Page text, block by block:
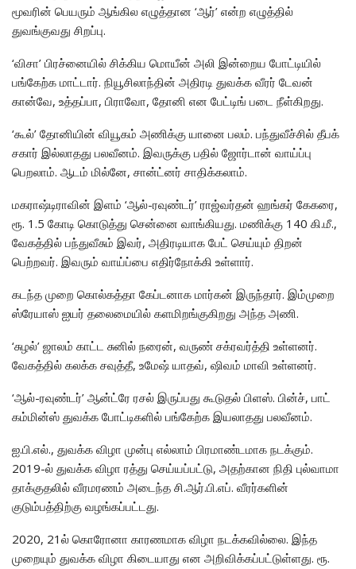
மூவரின் பெயரும் ஆங்கில எழுத்தான ‘ஆர்’ என்ற எழுத்தில்
துவங்குவது சிறப்பு.
‘விசா’ பிரச்னையில் சிக்கிய மொயீன் அலி இன்றைய போட்டியில்
பங்கேற்க மாட்டார். நியூசிலாந்தின் அதிரடி துவக்க வீரர் டேவன்
கான்வே, உத்தப்பா, பிராவோ, தோனி என பேட்டிங் படை நீள்கிறது.
‘கூல்’ தோனியின் வியூகம் அணிக்கு யானை பலம். பந்துவீச்சில் தீபக்
சகார் இல்லாதது பலவீனம். இவருக்கு பதில் ஜோர்டான் வாய்ப்பு
பெறலாம். ஆடம் மில்னே, சான்ட்னர் சாதிக்கலாம்.
மகராஷ்டிராவின் இளம் ‘ஆல்-ரவுண்டர்’ ராஜ்வர்தன் ஹங்கர் கேகரை,
ரூ. 1.5 கோடி கொடுத்து சென்னை வாங்கியது. மணிக்கு 140 கி.மீ.,
வேகத்தில் பந்துவீசும் இவர், அதிரடியாக பேட் செய்யும் திறன்
பெற்றவர். இவரும் வாய்ப்பை எதிர்நோக்கி உள்ளார்.
கடந்த முறை கொல்கத்தா கேப்டனாக மார்கன் இருந்தார். இம்முறை
ஸ்ரேயாஸ் ஐயர் தலைமையில் களமிறங்குகிறது அந்த அணி.
‘சுழல்’ ஜாலம் காட்ட சுனில் நரைன், வருண் சக்ரவர்த்தி உள்ளனர்.
வேகத்தில் கலக்க சவுத்தீ, உமேஷ் யாதவ், ஷிவம் மாவி உள்ளனர்.
‘ஆல்-ரவுண்டர்’ ஆன்ட்ரே ரசல் இருப்பது கூடுதல் பிளஸ். பின்ச், பாட்
கம்மின்ஸ் துவக்க போட்டிகளில் பங்கேற்க இயலாதது பலவீனம்.
ஐ.பி.எல்., துவக்க விழா முன்பு எல்லாம் பிரமாண்டமாக நடக்கும்.
2019-ல் துவக்க விழா ரத்து செய்யப்பட்டு, அதற்கான நிதி புல்வாமா
தாக்குதலில் வீரமரணம் அடைந்த சி.ஆர்.பி.எப். வீரர்களின்
குடும்பத்திற்கு வழங்கப்பட்டது.
2020, 21ல் கொரோனா காரணமாக விழா நடக்கவில்லை. இந்த
முறையும் துவக்க விழா கிடையாது என அறிவிக்கப்பட்டுள்ளது. ரூ.